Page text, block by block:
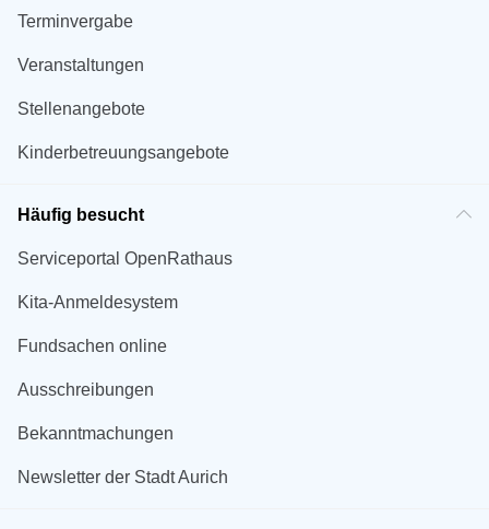
Terminvergabe
Veranstaltungen
Stellenangebote
Kinderbetreuungsangebote
Häufig besucht
Serviceportal OpenRathaus
Kita-Anmeldesystem
Fundsachen online
Ausschreibungen
Bekanntmachungen
Newsletter der Stadt Aurich